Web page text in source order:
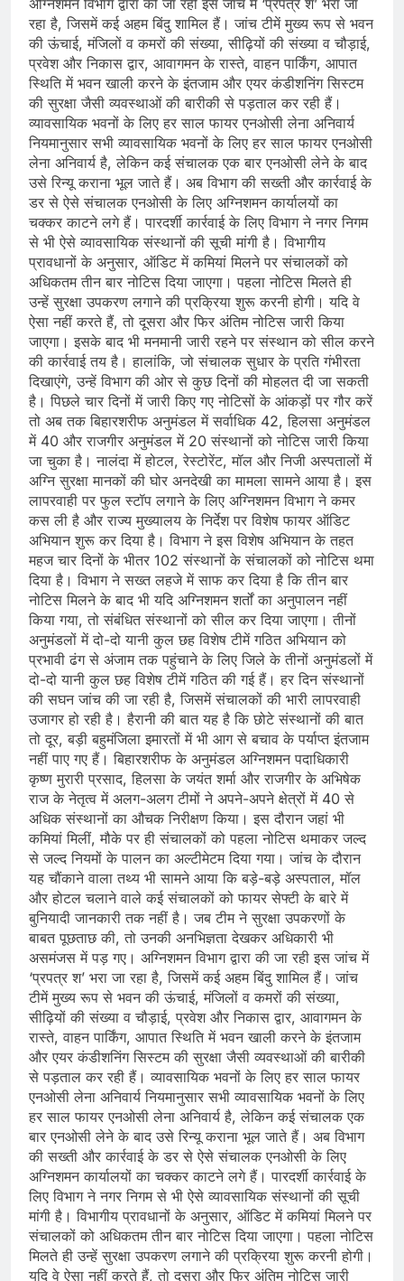
अग्निशमन विभाग द्वारा की जा रही इस जांच में ‘प्रपत्र श’ भरा जा
रहा है, जिसमें कई अहम बिंदु शामिल हैं। जांच टीमें मुख्य रूप से भवन
की ऊंचाई, मंजिलों व कमरों की संख्या, सीढ़ियों की संख्या व चौड़ाई,
प्रवेश और निकास द्वार, आवागमन के रास्ते, वाहन पार्किंग, आपात
स्थिति में भवन खाली करने के इंतजाम और एयर कंडीशनिंग सिस्टम
की सुरक्षा जैसी व्यवस्थाओं की बारीकी से पड़ताल कर रही हैं।
व्यावसायिक भवनों के लिए हर साल फायर एनओसी लेना अनिवार्य
नियमानुसार सभी व्यावसायिक भवनों के लिए हर साल फायर एनओसी
लेना अनिवार्य है, लेकिन कई संचालक एक बार एनओसी लेने के बाद
उसे रिन्यू कराना भूल जाते हैं। अब विभाग की सख्ती और कार्रवाई के
डर से ऐसे संचालक एनओसी के लिए अग्निशमन कार्यालयों का
चक्कर काटने लगे हैं। पारदर्शी कार्रवाई के लिए विभाग ने नगर निगम
से भी ऐसे व्यावसायिक संस्थानों की सूची मांगी है। विभागीय
प्रावधानों के अनुसार, ऑडिट में कमियां मिलने पर संचालकों को
अधिकतम तीन बार नोटिस दिया जाएगा। पहला नोटिस मिलते ही
उन्हें सुरक्षा उपकरण लगाने की प्रक्रिया शुरू करनी होगी। यदि वे
ऐसा नहीं करते हैं, तो दूसरा और फिर अंतिम नोटिस जारी किया
जाएगा। इसके बाद भी मनमानी जारी रहने पर संस्थान को सील करने
की कार्रवाई तय है। हालांकि, जो संचालक सुधार के प्रति गंभीरता
दिखाएंगे, उन्हें विभाग की ओर से कुछ दिनों की मोहलत दी जा सकती
है। पिछले चार दिनों में जारी किए गए नोटिसों के आंकड़ों पर गौर करें
तो अब तक बिहारशरीफ अनुमंडल में सर्वाधिक 42, हिलसा अनुमंडल
में 40 और राजगीर अनुमंडल में 20 संस्थानों को नोटिस जारी किया
जा चुका है। नालंदा में होटल, रेस्टोरेंट, मॉल और निजी अस्पतालों में
अग्नि सुरक्षा मानकों की घोर अनदेखी का मामला सामने आया है। इस
लापरवाही पर फुल स्टॉप लगाने के लिए अग्निशमन विभाग ने कमर
कस ली है और राज्य मुख्यालय के निर्देश पर विशेष फायर ऑडिट
अभियान शुरू कर दिया है। विभाग ने इस विशेष अभियान के तहत
महज चार दिनों के भीतर 102 संस्थानों के संचालकों को नोटिस थमा
दिया है। विभाग ने सख्त लहजे में साफ कर दिया है कि तीन बार
नोटिस मिलने के बाद भी यदि अग्निशमन शर्तों का अनुपालन नहीं
किया गया, तो संबंधित संस्थानों को सील कर दिया जाएगा। तीनों
अनुमंडलों में दो-दो यानी कुल छह विशेष टीमें गठित अभियान को
प्रभावी ढंग से अंजाम तक पहुंचाने के लिए जिले के तीनों अनुमंडलों में
दो-दो यानी कुल छह विशेष टीमें गठित की गई हैं। हर दिन संस्थानों
की सघन जांच की जा रही है, जिसमें संचालकों की भारी लापरवाही
उजागर हो रही है। हैरानी की बात यह है कि छोटे संस्थानों की बात
तो दूर, बड़ी बहुमंजिला इमारतों में भी आग से बचाव के पर्याप्त इंतजाम
नहीं पाए गए हैं। बिहारशरीफ के अनुमंडल अग्निशमन पदाधिकारी
कृष्ण मुरारी प्रसाद, हिलसा के जयंत शर्मा और राजगीर के अभिषेक
राज के नेतृत्व में अलग-अलग टीमों ने अपने-अपने क्षेत्रों में 40 से
अधिक संस्थानों का औचक निरीक्षण किया। इस दौरान जहां भी
कमियां मिलीं, मौके पर ही संचालकों को पहला नोटिस थमाकर जल्द
से जल्द नियमों के पालन का अल्टीमेटम दिया गया। जांच के दौरान
यह चौंकाने वाला तथ्य भी सामने आया कि बड़े-बड़े अस्पताल, मॉल
और होटल चलाने वाले कई संचालकों को फायर सेफ्टी के बारे में
बुनियादी जानकारी तक नहीं है। जब टीम ने सुरक्षा उपकरणों के
बाबत पूछताछ की, तो उनकी अनभिज्ञता देखकर अधिकारी भी
असमंजस में पड़ गए। अग्निशमन विभाग द्वारा की जा रही इस जांच में
‘प्रपत्र श’ भरा जा रहा है, जिसमें कई अहम बिंदु शामिल हैं। जांच
टीमें मुख्य रूप से भवन की ऊंचाई, मंजिलों व कमरों की संख्या,
सीढ़ियों की संख्या व चौड़ाई, प्रवेश और निकास द्वार, आवागमन के
रास्ते, वाहन पार्किंग, आपात स्थिति में भवन खाली करने के इंतजाम
और एयर कंडीशनिंग सिस्टम की सुरक्षा जैसी व्यवस्थाओं की बारीकी
से पड़ताल कर रही हैं। व्यावसायिक भवनों के लिए हर साल फायर
एनओसी लेना अनिवार्य नियमानुसार सभी व्यावसायिक भवनों के लिए
हर साल फायर एनओसी लेना अनिवार्य है, लेकिन कई संचालक एक
बार एनओसी लेने के बाद उसे रिन्यू कराना भूल जाते हैं। अब विभाग
की सख्ती और कार्रवाई के डर से ऐसे संचालक एनओसी के लिए
अग्निशमन कार्यालयों का चक्कर काटने लगे हैं। पारदर्शी कार्रवाई के
लिए विभाग ने नगर निगम से भी ऐसे व्यावसायिक संस्थानों की सूची
मांगी है। विभागीय प्रावधानों के अनुसार, ऑडिट में कमियां मिलने पर
संचालकों को अधिकतम तीन बार नोटिस दिया जाएगा। पहला नोटिस
मिलते ही उन्हें सुरक्षा उपकरण लगाने की प्रक्रिया शुरू करनी होगी।
यदि वे ऐसा नहीं करते हैं, तो दूसरा और फिर अंतिम नोटिस जारी